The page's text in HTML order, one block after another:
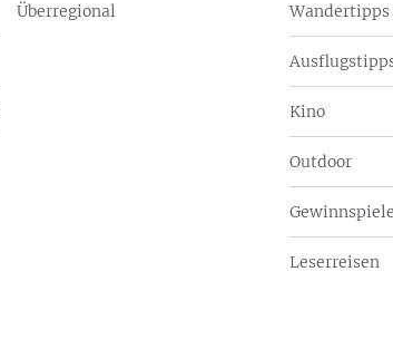
Überregional Wandertipps
Kino
Outdoor
Gewinnspiele
Leserreisen